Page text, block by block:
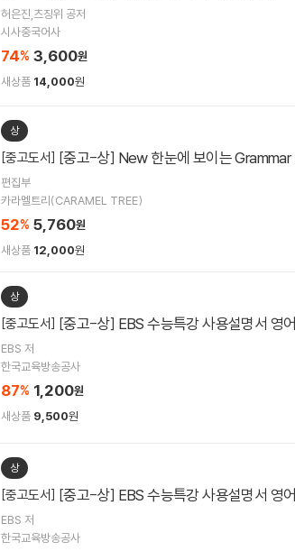
허은진,츠징위 공저
시사중국어사
74% 3,600원
새상품 14,000원
상
[중고도서] [중고-상] New 한눈에 보이는
편집부
카라멜트리(CARAMEL TREE)
52% 5,760원
새상품 12,000원
상
[중고도서] [중고-상] EBS 수능특강 사용설명서 영
EBS 저
한국교육방송공사
87% 1,200원
새상품 9,500원
상
[중고도서] [중고-상] EBS 수능특강 사용설명서 영
EBS 저
한국교육방송공사